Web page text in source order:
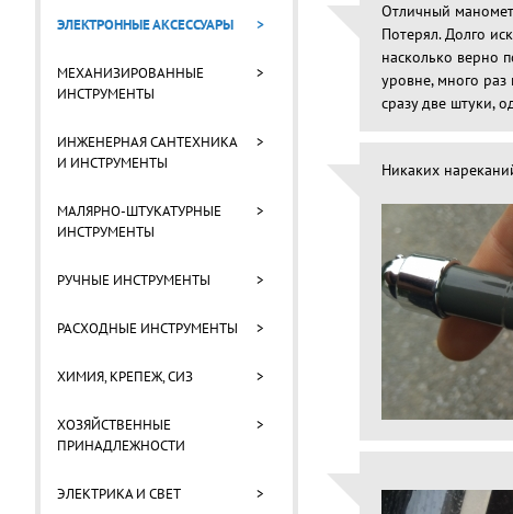
ЭЛЕКТРОННЫЕ АКСЕССУАРЫ >
МЕХАНИЗИРОВАННЫЕ
ИНСТРУМЕНТЫ
>
ИНЖЕНЕРНАЯ САНТЕХНИКА
И ИНСТРУМЕНТЫ
>
МАЛЯРНО-ШТУКАТУРНЫЕ
ИНСТРУМЕНТЫ
>
РУЧНЫЕ ИНСТРУМЕНТЫ >
РАСХОДНЫЕ ИНСТРУМЕНТЫ >
ХИМИЯ, КРЕПЕЖ, СИЗ >
ХОЗЯЙСТВЕННЫЕ
ПРИНАДЛЕЖНОСТИ
>
ЭЛЕКТРИКА И СВЕТ >
Отличный
Потерял. Долго
насколько верно
уровне, много
сразу две штуки,
Никаких